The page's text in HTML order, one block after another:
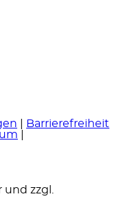
Barrierefreiheit
zzgl.